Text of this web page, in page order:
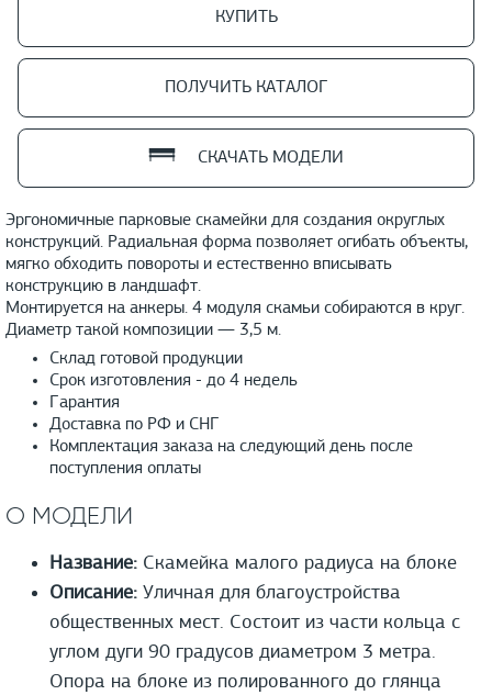
Эргономичные парковые скамейки для создания округлых
конструкций. Радиальная форма позволяет огибать объекты,
мягко обходить повороты и естественно вписывать
конструкцию в ландшафт.
Монтируется на анкеры. 4 модуля скамьи собираются в круг.
Диаметр такой композиции — 3,5 м.
Склад готовой продукции
Срок изготовления - до 4 недель
Гарантия
Доставка по РФ и СНГ
Комплектация заказа на следующий день после
поступления оплаты
КУПИТЬ
ПОЛУЧИТЬ КАТАЛОГ
СКАЧАТЬ МОДЕЛИ
О МОДЕЛИ
Название: Скамейка малого радиуса на блоке
Описание: Уличная для благоустройства
общественных мест. Состоит из части кольца с
углом дуги 90 градусов диаметром 3 метра.
Опора на блоке из полированного до глянца